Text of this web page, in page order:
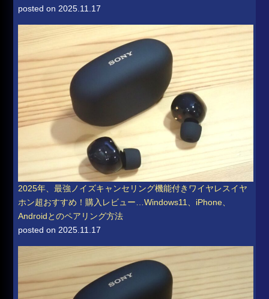
posted on 2025.11.17
2025年、最強ノイズキャンセリング機能付きワイヤレスイヤ
ホン超おすすめ！購入レビュー…Windows11、iPhone、
Androidとのペアリング方法
posted on 2025.11.17